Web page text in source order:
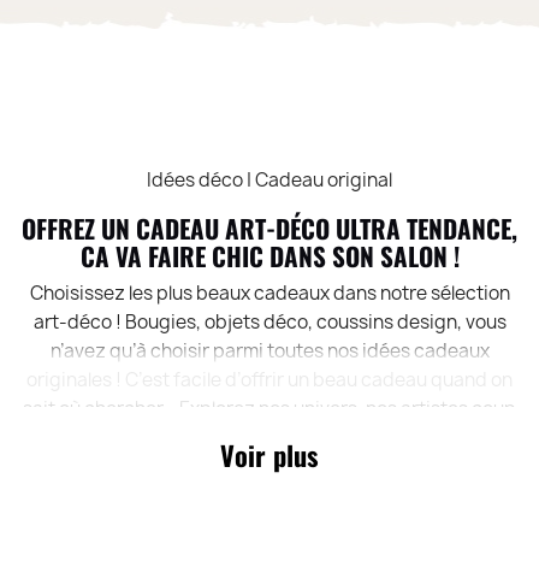
Idées déco | Cadeau original
OFFREZ UN CADEAU ART-DÉCO ULTRA TENDANCE,
CA VA FAIRE CHIC DANS SON SALON !
Choisissez les plus beaux cadeaux dans notre sélection
art-déco ! Bougies, objets déco, coussins design, vous
n’avez qu’à choisir parmi toutes nos idées cadeaux
sait où chercher… Explorez nos univers, nos artistes coup
Pour une idée déco à prix cadeau, vous êtes au bon
Voir plus